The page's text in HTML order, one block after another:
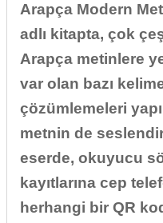
Arapça Modern
adlı kitapta, çok
Arapça metinlere
var olan bazı
çözümlemeleri
metnin de
eserde, okuyucu
kayıtlarına cep
herhangi bir QR